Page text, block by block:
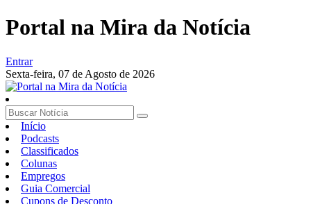
Portal na Mira da Notícia
Entrar
Sexta-feira, 07 de Agosto de 2026
Início
Podcasts
Classificados
Colunas
Empregos
Guia Comercial
Cupons de Desconto